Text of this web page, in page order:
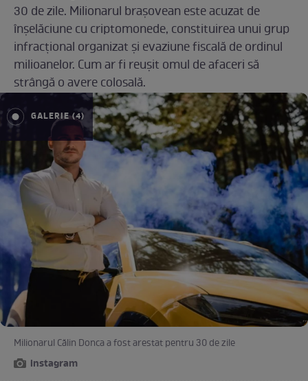
30 de zile. Milionarul brașovean este acuzat de
înșelăciune cu criptomonede, constituirea unui grup
infracțional organizat și evaziune fiscală de ordinul
milioanelor. Cum ar fi reușit omul de afaceri să
strângă o avere colosală.
GALERIE (4)
Milionarul Călin Donca a fost arestat pentru 30 de zile
instagram